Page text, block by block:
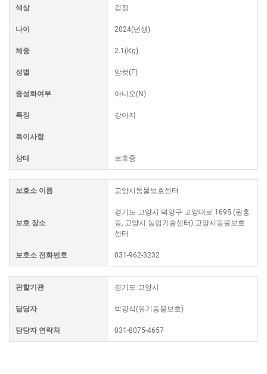
색상 검정
나이 2024(년생)
체중 2.1(Kg)
성별 암컷(F)
중성화여부 아니오(N)
특징 강아지
특이사항
상태 보호중
보호소 이름 고양시동물보호센터
보호 장소
경기도 고양시 덕양구 고양대로 1695 (원흥
동, 고양시 농업기술센터) 고양시동물보호
센터
보호소 전화번호 031-962-3232
관할기관 경기도 고양시
담당자 박광식(유기동물보호)
담당자 연락처 031-8075-4657